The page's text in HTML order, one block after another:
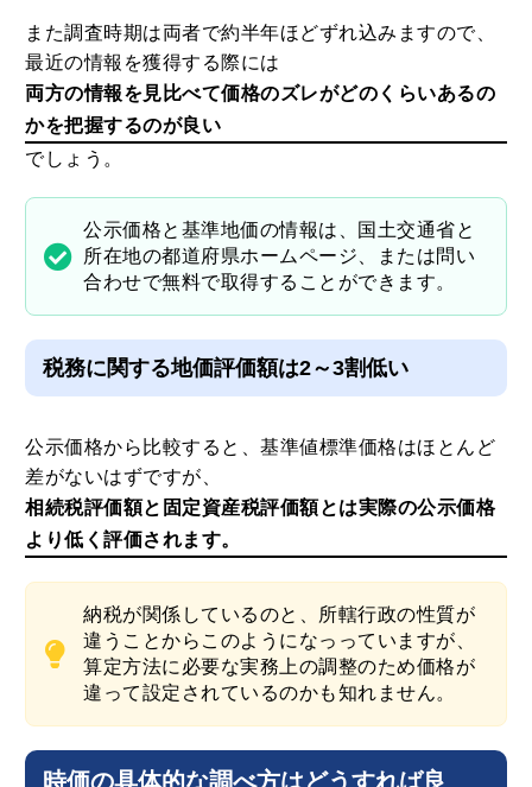
また調査時期は両者で約半年ほどずれ込みますので、
最近の情報を獲得する際には
両方の情報を見比べて価格のズレがどのくらいあるの
かを把握するのが良い
でしょう。
公示価格と基準地価の情報は、国土交通省と
所在地の都道府県ホームページ、または問い
合わせで無料で取得することができます。
税務に関する地価評価額は2～3割低い
公示価格から比較すると、基準値標準価格はほとんど
差がないはずですが、
相続税評価額と固定資産税評価額とは実際の公示価格
より低く評価されます。
納税が関係しているのと、所轄行政の性質が
違うことからこのようになっっていますが、
算定方法に必要な実務上の調整のため価格が
違って設定されているのかも知れません。
時価の具体的な調べ方はどうすれば良